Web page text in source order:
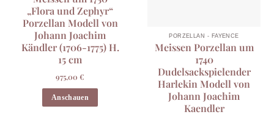
„Flora und Zephyr“
Porzellan Modell von
Johann Joachim
Kändler (1706-1775) H.
15 cm
975,00 €
Anschauen
PORZELLAN - FAYENCE
Meissen Porzellan um
1740
Dudelsackspielender
Harlekin Modell von
Johann Joachim
Kaendler